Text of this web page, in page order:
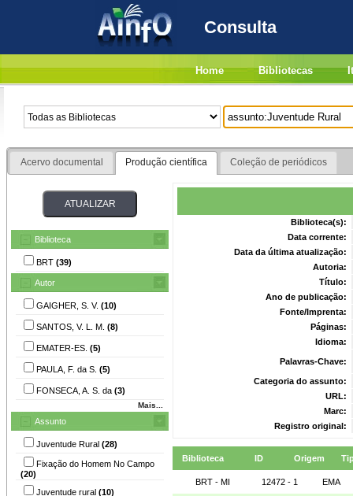
Consulta
Home Bibliotecas
Acervo documental Produção científica Coleção de periódicos
Biblioteca
BRT (39)
Autor
GAIGHER, S. V. (10)
SANTOS, V. L. M. (8)
EMATER-ES. (5)
PAULA, F. da S. (5)
FONSECA, A. S. da (3)
Mais...
Assunto
Juventude Rural (28)
Fixação do Homem No Campo
(20)
Juventude rural (10)
Biblioteca(s):
Data corrente:
Data da última atualização:
Autoria:
Título:
Ano de publicação:
Fonte/Imprenta:
Páginas:
Idioma:
Palavras-Chave:
Categoria do assunto:
URL:
Marc:
Registro original:
Biblioteca ID Origem
BRT - MI 12472 - 1 EMA